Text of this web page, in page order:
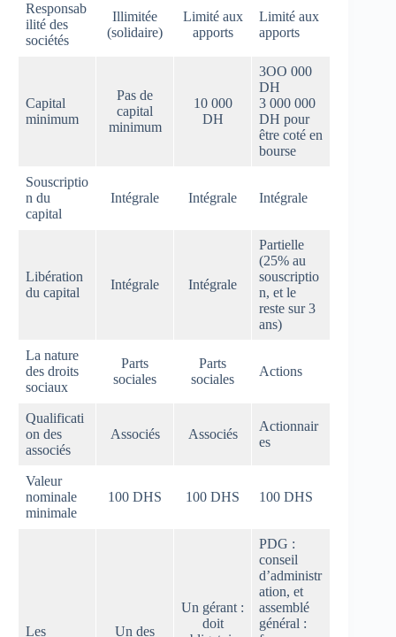
Responsab
ilité des
sociétés
Illimitée
(solidaire)
Limité aux
apports
Limité aux
apports
Capital
minimum
Pas de
capital
minimum
10 000
DH
3OO 000
DH
3 000 000
DH pour
être coté en
bourse
Souscriptio
n du
capital
Intégrale Intégrale Intégrale
Libération
du capital
Intégrale Intégrale
Partielle
(25% au
souscriptio
n, et le
reste sur 3
ans)
La nature
des droits
sociaux
Parts
sociales
Parts
sociales
Actions
Qualificati
on des
associés
Associés Associés
Actionnair
es
Valeur
nominale
minimale
100 DHS 100 DHS 100 DHS
Les Un des
Un gérant :
doit
PDG :
conseil
d’administr
ation, et
assemblé
général :